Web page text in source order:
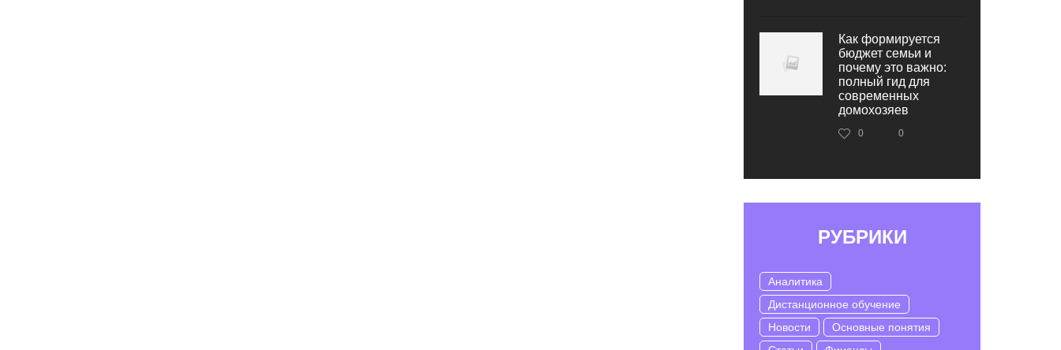
Как формируется
бюджет семьи и
почему это важно:
полный гид для
современных
домохозяев
0 0
РУБРИКИ
Аналитика
Дистанционное обучение
Новости
Основные понятия